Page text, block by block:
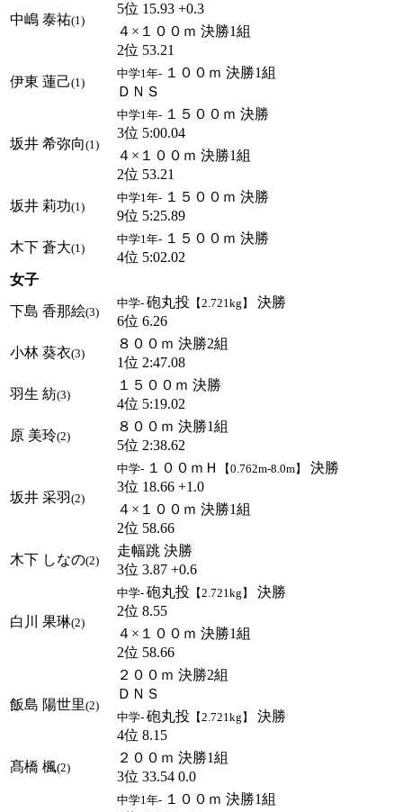
中嶋 泰祐(1)
5位 15.93 +0.3
４×１００ｍ 決勝1組
2位 53.21
伊東 蓮己(1)
中学1年- １００ｍ 決勝1組
ＤＮＳ
坂井 希弥向(1)
中学1年- １５００ｍ 決勝
3位 5:00.04
４×１００ｍ 決勝1組
2位 53.21
坂井 莉功(1)
中学1年- １５００ｍ 決勝
9位 5:25.89
木下 蒼大(1)
中学1年- １５００ｍ 決勝
4位 5:02.02
女子
下島 香那絵(3)
中学- 砲丸投 【2.721kg】
決勝
6位 6.26
小林 葵衣(3)
８００ｍ 決勝2組
1位 2:47.08
羽生 紡(3)
１５００ｍ 決勝
4位 5:19.02
原 美玲(2)
８００ｍ 決勝1組
5位 2:38.62
坂井 采羽 (2)
中学- １００ｍＨ 【0.762m-8.0m】
決勝
3位 18.66 +1.0
４×１００ｍ 決勝1組
2位 58.66
木下 しなの(2)
走幅跳 決勝
3位 3.87 +0.6
白川 果琳(2)
中学- 砲丸投 【2.721kg】
決勝
2位 8.55
４×１００ｍ 決勝1組
2位 58.66
飯島 陽世里(2)
２００ｍ 決勝2組
ＤＮＳ
中学- 砲丸投 【2.721kg】
決勝
4位 8.15
髙橋 楓(2)
２００ｍ 決勝1組
3位 33.54 0.0
中学1年- １００ｍ 決勝1組